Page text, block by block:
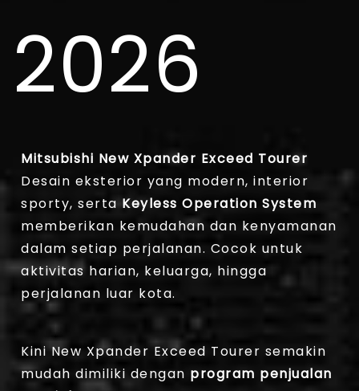
2026
Mitsubishi New Xpander Exceed Tourer
Desain eksterior yang modern, interior
sporty, serta Keyless Operation System
memberikan kemudahan dan kenyamanan
dalam setiap perjalanan. Cocok untuk
aktivitas harian, keluarga, hingga
perjalanan luar kota.
Kini New Xpander Exceed Tourer semakin
mudah dimiliki dengan program penjualan